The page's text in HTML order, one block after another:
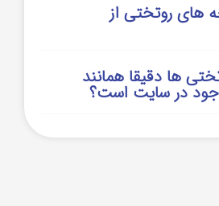
های روتختی از
ها دقیقا همانند
در سایت است؟